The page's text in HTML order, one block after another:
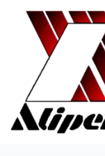
Search
for: